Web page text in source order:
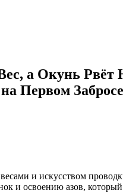
а Окунь
Первом
и искусством
и освоению азов,